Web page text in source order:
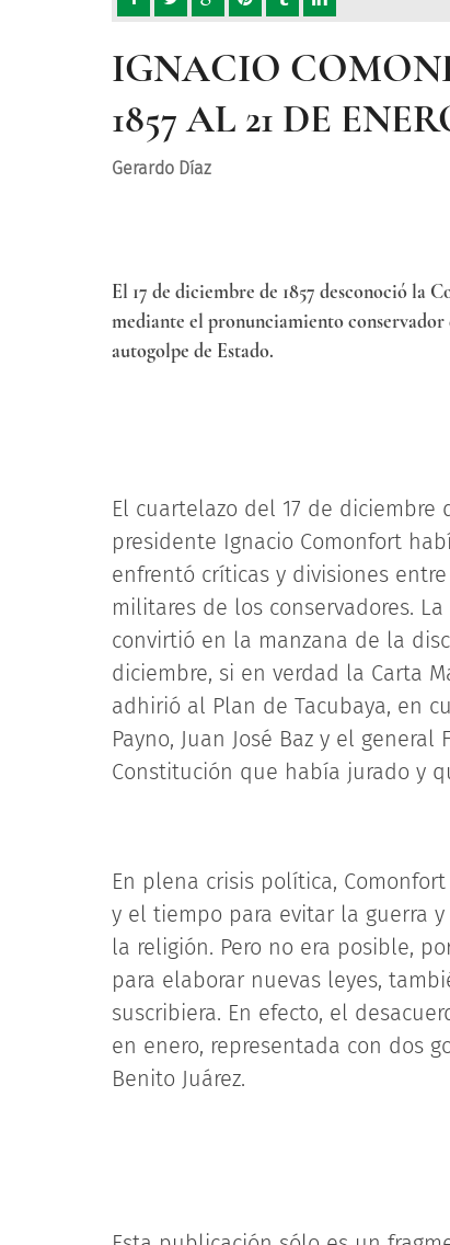
IGNACIO
1857 AL 21 DE
Gerardo Díaz
El 17 de diciembre de 1857 desconoció la
mediante el pronunciamiento
autogolpe de Estado.
El cuartelazo del 17 de diciembre
presidente Ignacio Comonfort
enfrentó críticas y divisiones
militares de los conservadores.
convirtió en la manzana de la
diciembre, si en verdad la Carta
adhirió al Plan de Tacubaya, en
Payno, Juan José Baz y el
Constitución que había jurado y
En plena crisis política,
y el tiempo para evitar la guerra
la religión. Pero no era posible,
para elaborar nuevas leyes,
suscribiera. En efecto, el
en enero, representada con dos
Benito Juárez.